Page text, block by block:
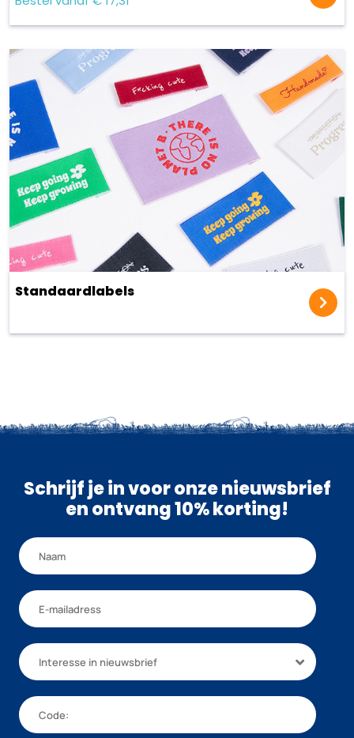
Standaardlabels
Schrijf je in voor onze nieuwsbrief
en ontvang 10% korting!
Interesse in nieuwsbrief